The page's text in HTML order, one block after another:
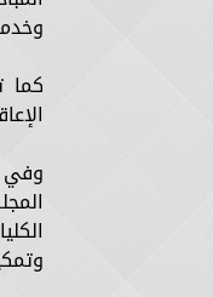
كما
وفي